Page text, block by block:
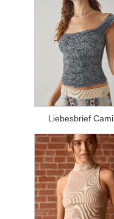
Liebesbrief Cami